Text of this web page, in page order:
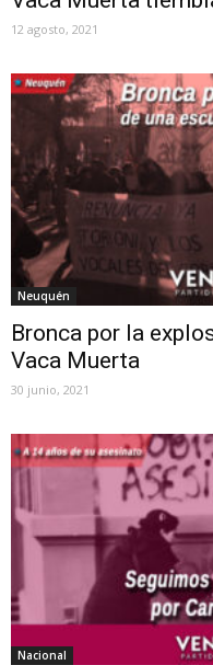
12 agosto, 2021
Neuquén
Bronca por la
Vaca Muerta
30 junio, 2021
Nacional